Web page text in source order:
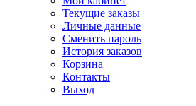
Текущие заказы
Личные данные
Сменить пароль
История заказов
Корзина
Контакты
Выход